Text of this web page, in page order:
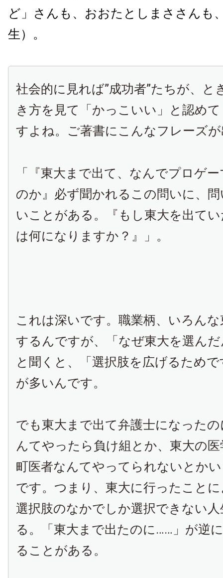
ど」さんも、おおたとしまささんも
生）。
社会的に見れば”成功者”たちが、と
き方を見て「かっこいい」と認め
すよね。ご著書にこんなフレーズ
「『東大まで出て、なんでプロゲ
のか』必ず聞かれるこの問いに、
いことがある。『もし東大を出て
は何になりますか？』」。
これは深いです。職業柄、いろん
するんですが、「なぜ東大を選ん
と聞くと、「選択肢を広げるため
が多いんです。
でも東大まで出て弁護士になった
んてやったら負け組とか、東大の
町医者なんてやってられないとか
です。つまり、東大に行ったこと
選択肢のなかでしか選択できない
る。「東大まで出たのに……」が逆
ることがある。